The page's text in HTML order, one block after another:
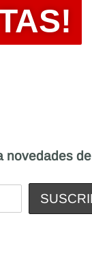
novedades de